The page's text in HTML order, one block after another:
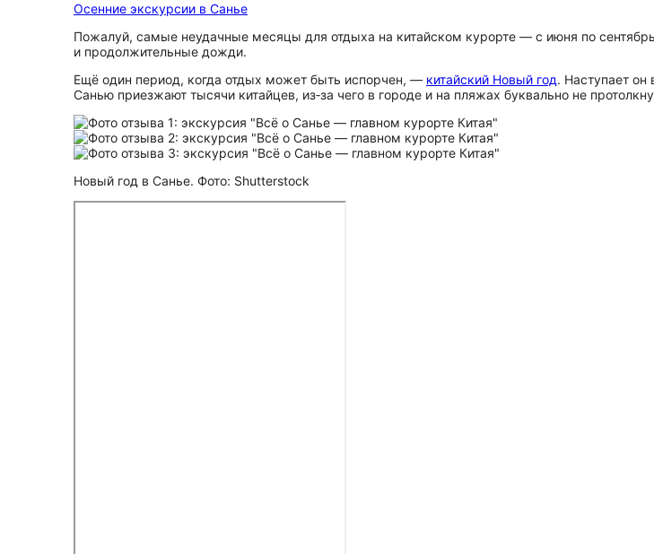
Осенние экскурсии в Санье
Пожалуй, самые неудачные месяцы для отдыха на китайском курорте — с июня по
и продолжительные дожди.
Ещё один период, когда отдых может быть испорчен, — китайский Новый год. Наступает он
Санью приезжают тысячи китайцев, из‑за чего в городе и на пляжах буквально не
Новый год в Санье. Фото: Shutterstock